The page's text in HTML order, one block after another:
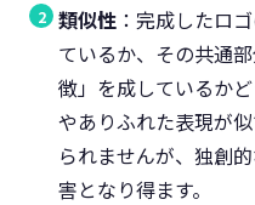
類似性 ：完成したロ
ているか、その共通
徴」を成しているか
やありふれた表現が
られませんが、独創
害となり得ます。